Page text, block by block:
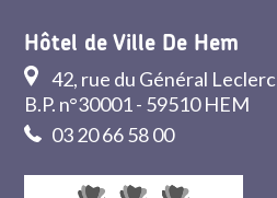
Hôtel de Ville De Hem
42, rue du Général Leclerc
B.P. n°30001 - 59510 HEM
03 20 66 58 00